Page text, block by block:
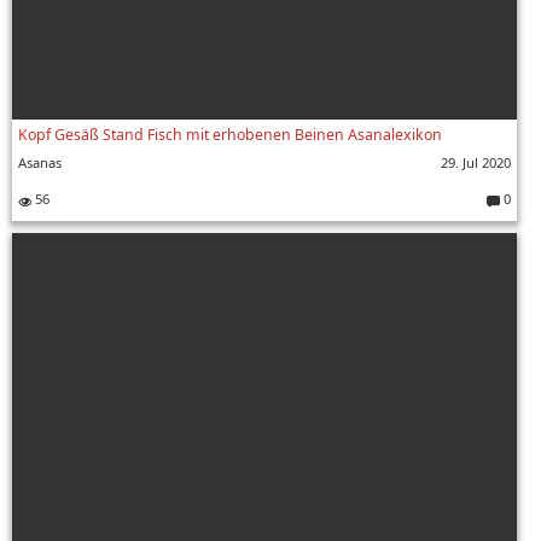
Kopf Gesäß Stand Fisch mit erhobenen Beinen Asanalexikon
Asanas
29. Jul 2020
56
0